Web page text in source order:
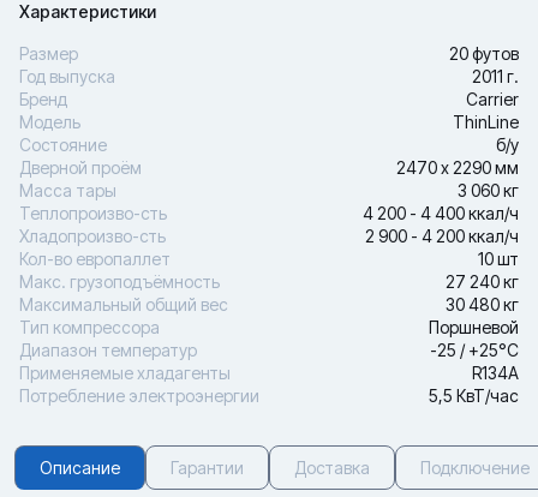
Характеристики
Размер
20 футов
Год выпуска
2011 г.
Бренд
Carrier
Модель
ThinLine
Состояние
б/у
Дверной проём
2470 х 2290 мм
Масса тары
3 060 кг
Теплопроизво-сть
4 200 - 4 400 ккал/ч
Хладопроизво-сть
2 900 - 4 200 ккал/ч
Кол-во европаллет
10 шт
Макс. грузоподъёмность
27 240 кг
Максимальный общий вес
30 480 кг
Тип компрессора
Поршневой
Диапазон температур
-25 / +25°С
Применяемые хладагенты
R134A
Потребление электроэнергии
5,5 КвТ/час
Описание Гарантии Доставка Подключение